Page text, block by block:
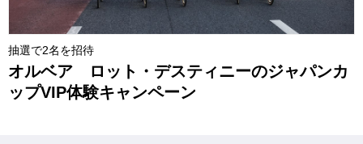
抽選で2名を招待
オルベア ロット・デスティニーのジャパンカ
ップVIP体験キャンペーン